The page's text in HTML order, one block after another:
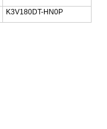
K3V180DT-HN0P